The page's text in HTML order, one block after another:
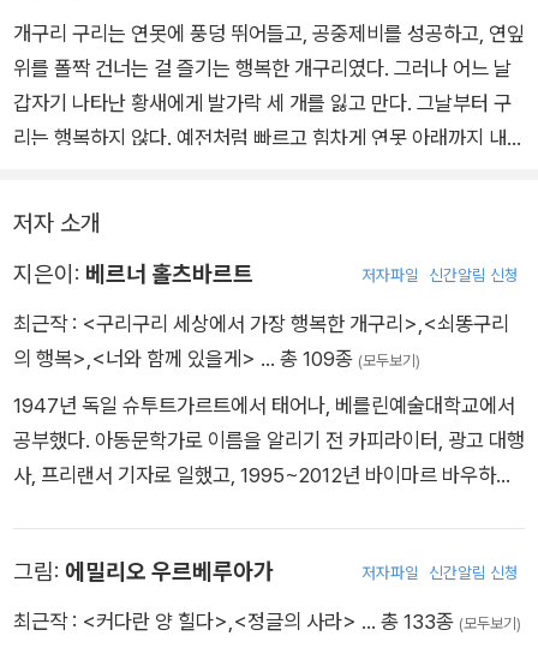
개구리 구리는 연못에 풍덩 뛰어들고, 공중제비를 성공하고, 연잎
위를 폴짝 건너는 걸 즐기는 행복한 개구리였다. 그러나 어느 날
갑자기 나타난 황새에게 발가락 세 개를 잃고 만다. 그날부터 구
리는 행복하지 않다. 예전처럼 빠르고 힘차게 연못 아래까지 내려
위를 힘차게 뛰었지만, 자꾸만 발을 헛디뎌 빠지기 일쑤다. 하루
하루 시간이 지날수록 구리는 점점 더 슬퍼진다. 그러던 어느 날,
구리는 또다시 황새와 맞닥뜨리게 된다. 과연 구리는 황새에게서
벗어날 수 있을까?
저자 소개
지은이: 베르너 홀츠바르트 저자파일 신간알림 신청
최근작 : <구리구리 세상에서 가장 행복한 개구리>,<쇠똥구리
의 행복>,<너와 함께 있을게> … 총 109종 (모두보기)
1947년 독일 슈투트가르트에서 태어나, 베를린예술대학교에서
공부했다. 아동문학가로 이름을 알리기 전 카피라이터, 광고 대행
사, 프리랜서 기자로 일했고, 1995~2012년 바이마르 바우하우
우리나라에 소개된 작품으로는 《누가 내 머리에 똥 쌌어?》, 《쇠
똥구리의 행복》, 《너와 함께 있을게》 등이 있다.
그림: 에밀리오 우르베루아가 저자파일 신간알림 신청
최근작 : <커다란 양 힐다>,<정글의 사라> … 총 133종 (모두보기)